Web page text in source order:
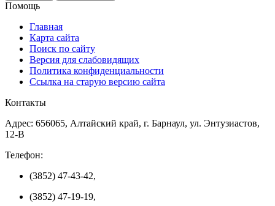
Помощь
Главная
Карта сайта
Поиск по сайту
Версия для слабовидящих
Политика конфиденциальности
Ссылка на старую версию сайта
Контакты
Адрес: 656065, Алтайский край, г. Барнаул, ул. Энтузиастов,
12-В
Телефон:
(3852) 47-43-42,
(3852) 47-19-19,